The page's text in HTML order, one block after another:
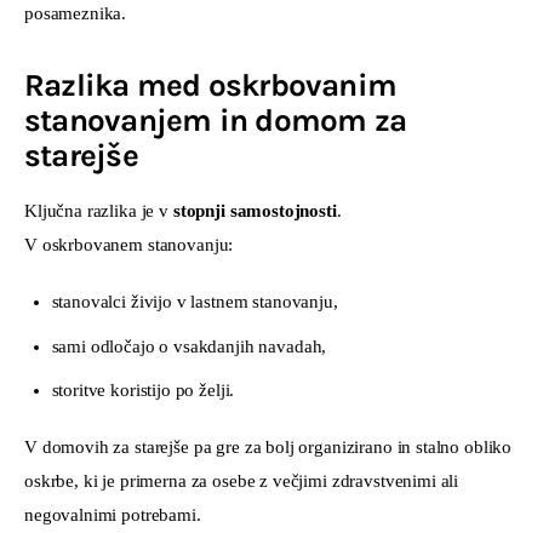
posameznika.
Razlika med oskrbovanim
stanovanjem in domom za
starejše
Ključna razlika je v stopnji samostojnosti.
V oskrbovanem stanovanju:
stanovalci živijo v lastnem stanovanju,
sami odločajo o vsakdanjih navadah,
storitve koristijo po želji.
V domovih za starejše pa gre za bolj organizirano in stalno obliko
oskrbe, ki je primerna za osebe z večjimi zdravstvenimi ali
negovalnimi potrebami.